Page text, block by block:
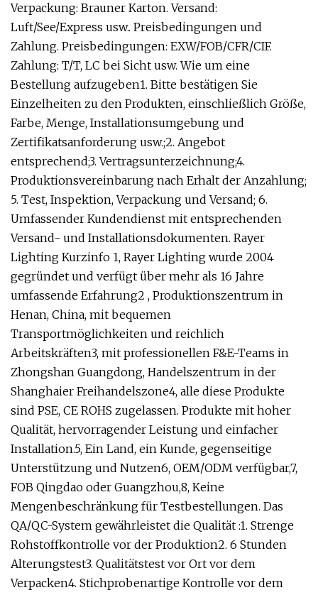
Verpackung: Brauner Karton. Versand:
Luft/See/Express usw.. Preisbedingungen und
Zahlung. Preisbedingungen: EXW/FOB/CFR/CIF.
Zahlung: T/T, LC bei Sicht usw. Wie um eine
Bestellung aufzugeben1. Bitte bestätigen Sie
Einzelheiten zu den Produkten, einschließlich Größe,
Farbe, Menge, Installationsumgebung und
Zertifikatsanforderung usw.;2. Angebot
entsprechend;3. Vertragsunterzeichnung;4.
Produktionsvereinbarung nach Erhalt der Anzahlung;
5. Test, Inspektion, Verpackung und Versand; 6.
Umfassender Kundendienst mit entsprechenden
Versand- und Installationsdokumenten. Rayer
Lighting Kurzinfo 1, Rayer Lighting wurde 2004
gegründet und verfügt über mehr als 16 Jahre
umfassende Erfahrung2 , Produktionszentrum in
Henan, China, mit bequemen
Transportmöglichkeiten und reichlich
Arbeitskräften3, mit professionellen F&E-Teams in
Zhongshan Guangdong, Handelszentrum in der
Shanghaier Freihandelszone4, alle diese Produkte
sind PSE, CE ROHS zugelassen. Produkte mit hoher
Qualität, hervorragender Leistung und einfacher
Installation.5, Ein Land, ein Kunde, gegenseitige
Unterstützung und Nutzen6, OEM/ODM verfügbar,7,
FOB Qingdao oder Guangzhou,8, Keine
Mengenbeschränkung für Testbestellungen. Das
QA/QC-System gewährleistet die Qualität :1. Strenge
Rohstoffkontrolle vor der Produktion2. 6 Stunden
Alterungstest3. Qualitätstest vor Ort vor dem
Verpacken4. Stichprobenartige Kontrolle vor dem